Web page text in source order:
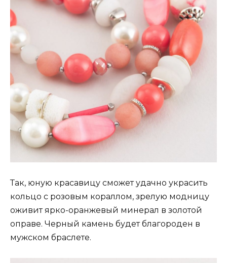
Так, юную красавицу сможет удачно украсить
кольцо с розовым кораллом, зрелую модницу
оживит ярко-оранжевый минерал в золотой
оправе. Черный камень будет благороден в
мужском браслете.